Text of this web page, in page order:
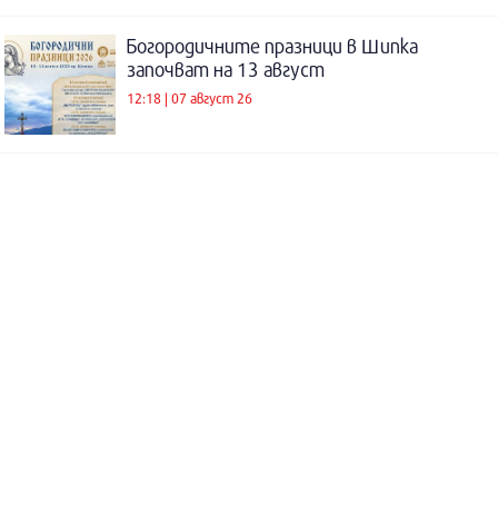
Богородичните празници в Шипка
започват на 13 август
12:18 | 07 август 26